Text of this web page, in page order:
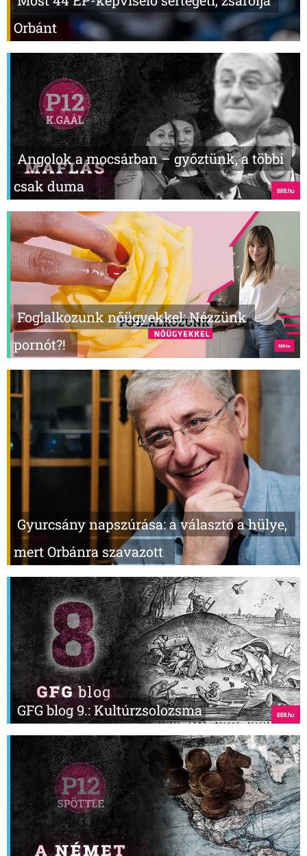
Orbánt
Angolok a mocsárban – győztünk, a többi
csak duma
Foglalkozunk nőügyekkel: Nézzünk
pornót?!
Gyurcsány napszúrása: a választó a hülye,
mert Orbánra szavazott
GFG blog 9.: Kultúrzsolozsma